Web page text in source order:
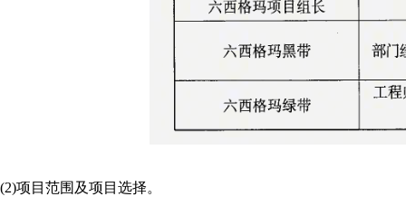
(2)项目范围及项目选择。